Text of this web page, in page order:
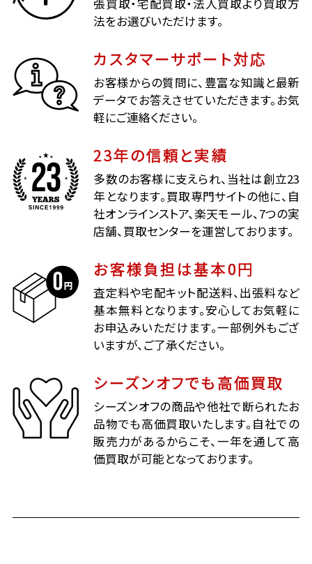
張買取・宅配買取・法人買取より買取方
法をお選びいただけます。
カスタマーサポート対応
お客様からの質問に、豊富な知識と最新
データでお答えさせていただきます。お気
軽にご連絡ください。
23年の信頼と実績
多数のお客様に支えられ、当社は創立23
年となります。買取専門サイトの他に、自
社オンラインストア、楽天モール、7つの実
店舗、買取センターを運営しております。
お客様負担は基本0円
査定料や宅配キット配送料、出張料など
基本無料となります。安心してお気軽に
お申込みいただけます。一部例外もござ
いますが、ご了承ください。
シーズンオフでも高価買取
シーズンオフの商品や他社で断られたお
品物でも高価買取いたします。自社での
販売力があるからこそ、一年を通して高
価買取が可能となっております。